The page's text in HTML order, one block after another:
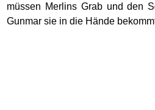
müssen Merlins Grab und den
Gunmar sie in die Hände